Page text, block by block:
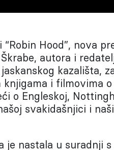
“Robin Hood”, nova
autora i
kazališta,
knjigama i filmovima
o Engleskoj,
svakidašnjici i
je nastala u suradnji